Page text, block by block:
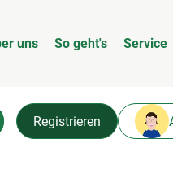
uns So geht's Service
Registrieren